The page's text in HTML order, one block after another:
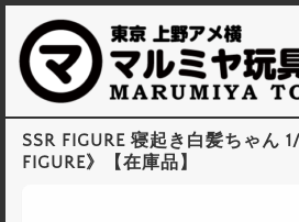
SSR FIGURE 寝起き白髪ちゃん
FIGURE》【在庫品】